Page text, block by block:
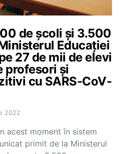
de școli și 3.500
Educației
27 de mii de elevi
profesori și
cu SARS-CoV-
2022
acest moment în sistem
primit de la Ministerul